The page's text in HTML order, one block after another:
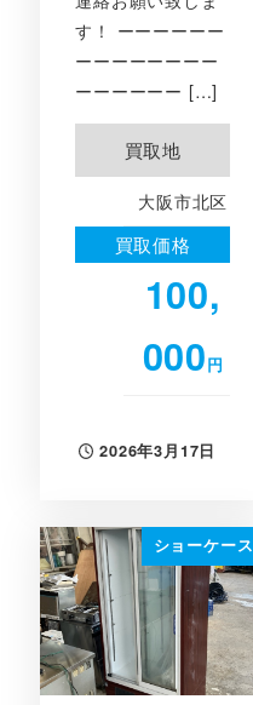
す！ ーーーーーー
ーーーーーーーー
ーーーーーー […]
買取地
大阪市北区
買取価格
100,
000円
投稿日
2026年3月17日
ショーケース